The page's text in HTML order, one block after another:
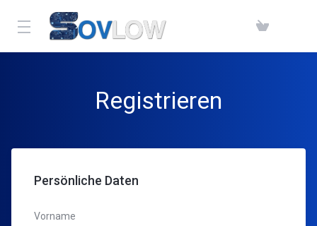
Registrieren
Persönliche Daten
Vorname